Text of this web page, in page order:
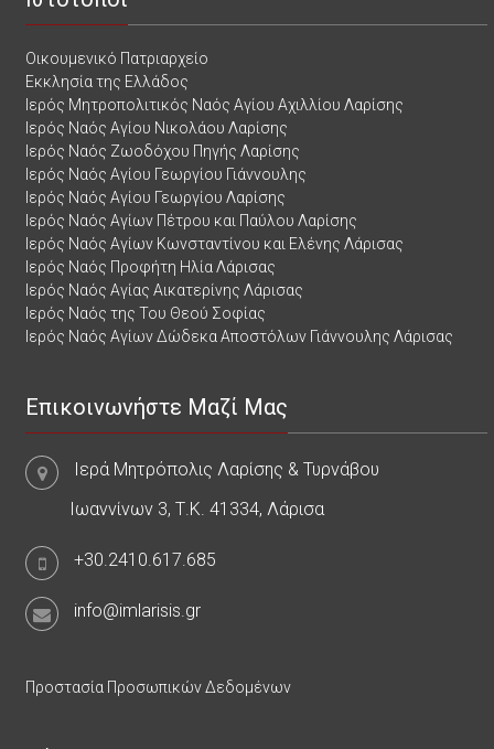
Οικουμενικό Πατριαρχείο
Εκκλησία της Ελλάδος
Ιερός Μητροπολιτικός Ναός Αγίου Αχιλλίου Λαρίσης
Ιερός Ναός Αγίου Νικολάου Λαρίσης
Ιερός Ναός Ζωοδόχου Πηγής Λαρίσης
Ιερός Ναός Αγίου Γεωργίου Γιάννουλης
Ιερός Ναός Αγίου Γεωργίου Λαρίσης
Ιερός Ναός Αγίων Πέτρου και Παύλου Λαρίσης
Ιερός Ναός Αγίων Κωνσταντίνου και Ελένης Λάρισας
Ιερός Ναός Προφήτη Ηλία Λάρισας
Ιερός Ναός Αγίας Αικατερίνης Λάρισας
Ιερός Ναός της Του Θεού Σοφίας
Ιερός Ναός Αγίων Δώδεκα Αποστόλων Γιάννουλης Λάρισας
Επικοινωνήστε Μαζί Μας
Ιερά Μητρόπολις Λαρίσης & Τυρνάβου
Ιωαννίνων 3, Τ.Κ. 41334, Λάρισα
+30.2410.617.685
info@imlarisis.gr
Προστασία Προσωπικών Δεδομένων